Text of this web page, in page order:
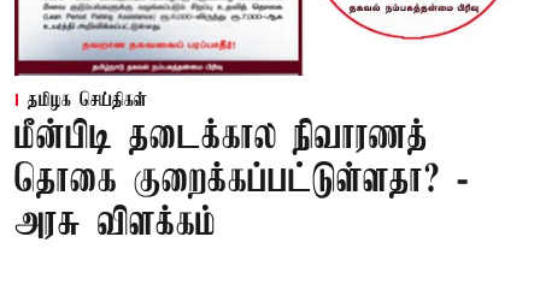
தமிழக செய்திகள்
மீன்பிடி தடைக்கால நிவாரணத்
தொகை குறைக்கப்பட்டுள்ளதா? -
அரசு விளக்கம்